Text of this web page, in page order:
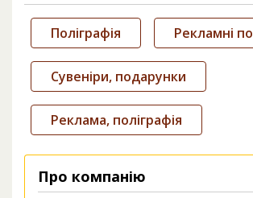
Поліграфія Рекламні
Сувеніри, подарунки
Реклама, поліграфія
Про компанію